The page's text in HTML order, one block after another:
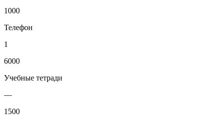
1000
Телефон
1
6000
Учебные тетради
—
1500